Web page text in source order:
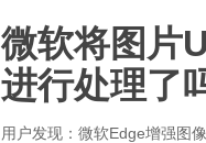
微软将图片
进行处理了
用户发现：微软Edge增强图